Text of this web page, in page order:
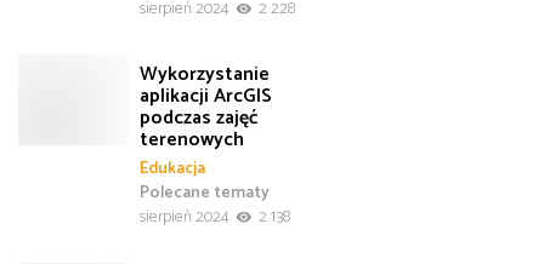
sierpień 2024
2 228
Wykorzystanie
aplikacji ArcGIS
podczas zajęć
terenowych
Edukacja
Polecane tematy
sierpień 2024
2 138